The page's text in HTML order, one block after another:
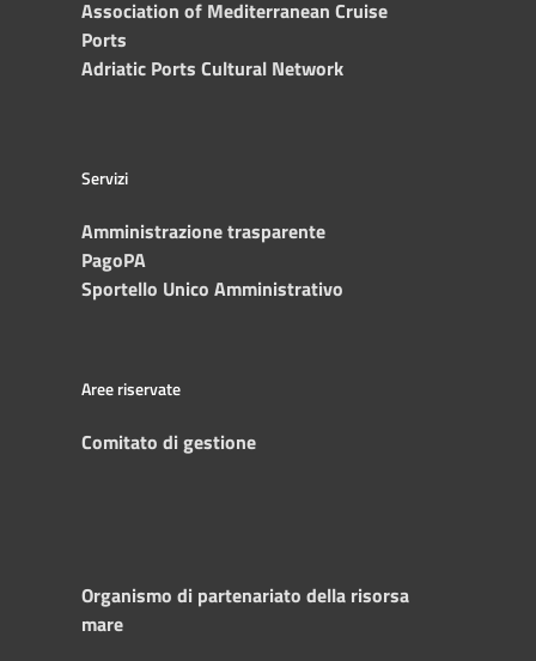
Association of Mediterranean Cruise
Ports
Adriatic Ports Cultural Network
Servizi
Amministrazione trasparente
PagoPA
Sportello Unico Amministrativo
Aree riservate
Comitato di gestione
Organismo di partenariato della risorsa
mare